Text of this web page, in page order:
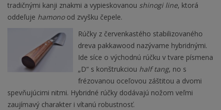
tradičnými kanji znakmi a vypieskovanou shinogi line, ktorá
oddeľuje hamonood zvyšku čepele.
Rúčky z červenkastého stabilizovaného
dreva pakkawood nazývame hybridnými.
Ide síce o východnú rúčku v tvare písmena
„D“ s konštrukciou half tang, no s
frézovanou oceľovou záštitou a dvomi
spevňujúcimi nitmi. Hybridné rúčky dodávajú nožom veľmi
zaujímavý charakter i vítanú robustnosť.